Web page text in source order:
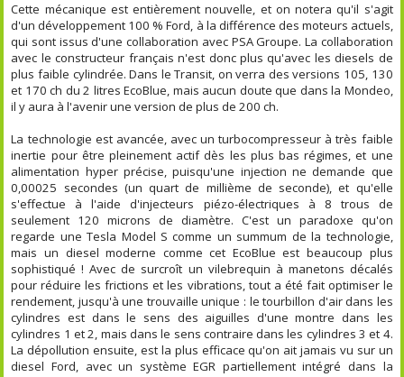
Cette mécanique est entièrement nouvelle, et on notera qu'il s'agit
d'un développement 100 % Ford, à la différence des moteurs actuels,
qui sont issus d'une collaboration avec PSA Groupe. La collaboration
avec le constructeur français n'est donc plus qu'avec les diesels de
plus faible cylindrée. Dans le Transit, on verra des versions 105, 130
et 170 ch du 2 litres EcoBlue, mais aucun doute que dans la Mondeo,
il y aura à l'avenir une version de plus de 200 ch.
La technologie est avancée, avec un turbocompresseur à très faible
inertie pour être pleinement actif dès les plus bas régimes, et une
alimentation hyper précise, puisqu'une injection ne demande que
0,00025 secondes (un quart de millième de seconde), et qu'elle
s'effectue à l'aide d'injecteurs piézo-électriques à 8 trous de
seulement 120 microns de diamètre. C'est un paradoxe qu'on
regarde une Tesla Model S comme un summum de la technologie,
mais un diesel moderne comme cet EcoBlue est beaucoup plus
sophistiqué ! Avec de surcroît un vilebrequin à manetons décalés
pour réduire les frictions et les vibrations, tout a été fait optimiser le
rendement, jusqu'à une trouvaille unique : le tourbillon d'air dans les
cylindres est dans le sens des aiguilles d'une montre dans les
cylindres 1 et 2, mais dans le sens contraire dans les cylindres 3 et 4.
La dépollution ensuite, est la plus efficace qu'on ait jamais vu sur un
diesel Ford, avec un système EGR partiellement intégré dans la